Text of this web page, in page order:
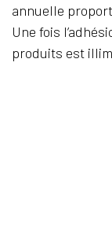
annuelle
Une fois
produits est